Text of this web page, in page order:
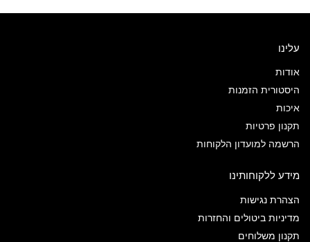
עלינו
אודות
היסטורית הזמנות
איכות
תקנון פרטיות
הרשמה למועדון הלקוחות
מידע ללקוחותינו
הצהרת נגישות
מדיניות ביטולים והחזרות
תקנון משלוחים